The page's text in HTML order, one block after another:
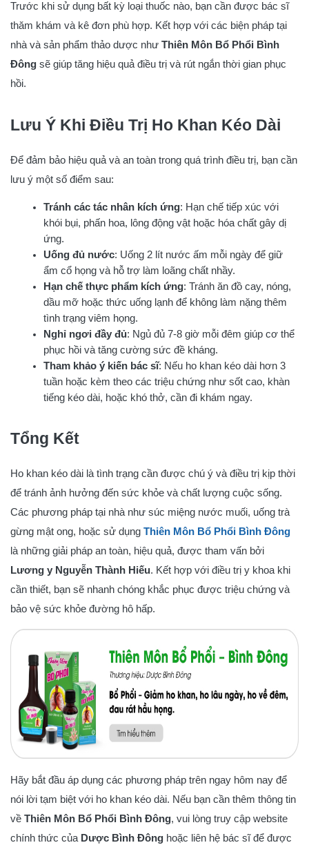
Trước khi sử dụng bất kỳ loại thuốc nào, bạn cần được bác sĩ
thăm khám và kê đơn phù hợp. Kết hợp với các biện pháp tại
nhà và sản phẩm thảo dược như Thiên Môn Bổ Phổi Bình
Đông sẽ giúp tăng hiệu quả điều trị và rút ngắn thời gian phục
hồi.
Lưu Ý Khi Điều Trị Ho Khan Kéo Dài
Để đảm bảo hiệu quả và an toàn trong quá trình điều trị, bạn cần
lưu ý một số điểm sau:
Tránh các tác nhân kích ứng: Hạn chế tiếp xúc với
khói bụi, phấn hoa, lông động vật hoặc hóa chất gây dị
ứng.
Uống đủ nước: Uống 2 lít nước ấm mỗi ngày để giữ
ẩm cổ họng và hỗ trợ làm loãng chất nhầy.
Hạn chế thực phẩm kích ứng: Tránh ăn đồ cay, nóng,
dầu mỡ hoặc thức uống lạnh để không làm nặng thêm
tình trạng viêm họng.
Nghỉ ngơi đầy đủ: Ngủ đủ 7-8 giờ mỗi đêm giúp cơ thể
phục hồi và tăng cường sức đề kháng.
Tham khảo ý kiến bác sĩ: Nếu ho khan kéo dài hơn 3
tuần hoặc kèm theo các triệu chứng như sốt cao, khàn
tiếng kéo dài, hoặc khó thở, cần đi khám ngay.
Tổng Kết
Ho khan kéo dài là tình trạng cần được chú ý và điều trị kịp thời
để tránh ảnh hưởng đến sức khỏe và chất lượng cuộc sống.
Các phương pháp tại nhà như súc miệng nước muối, uống trà
gừng mật ong, hoặc sử dụng Thiên Môn Bổ Phổi Bình Đông
là những giải pháp an toàn, hiệu quả, được tham vấn bởi
Lương y Nguyễn Thành Hiếu. Kết hợp với điều trị y khoa khi
cần thiết, bạn sẽ nhanh chóng khắc phục được triệu chứng và
bảo vệ sức khỏe đường hô hấp.
Hãy bắt đầu áp dụng các phương pháp trên ngay hôm nay để
nói lời tạm biệt với ho khan kéo dài. Nếu bạn cần thêm thông tin
về Thiên Môn Bổ Phổi Bình Đông, vui lòng truy cập website
chính thức của Dược Bình Đông hoặc liên hệ bác sĩ để được